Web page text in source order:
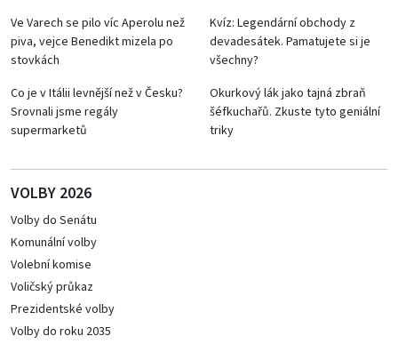
Ve Varech se pilo víc Aperolu než
piva, vejce Benedikt mizela po
stovkách
Kvíz: Legendární obchody z
devadesátek. Pamatujete si je
všechny?
Co je v Itálii levnější než v Česku?
Srovnali jsme regály
supermarketů
Okurkový lák jako tajná zbraň
šéfkuchařů. Zkuste tyto geniální
triky
VOLBY 2026
Volby do Senátu
Komunální volby
Volební komise
Voličský průkaz
Prezidentské volby
Volby do roku 2035